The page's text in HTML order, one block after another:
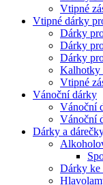
Vtipné
Vtipné dárky
Dárky
Dárky
Dárky
Kalhotky
Vtipné
Vánoční dárky
Vánoční
Vánoční
Dárky a
Dárky ke